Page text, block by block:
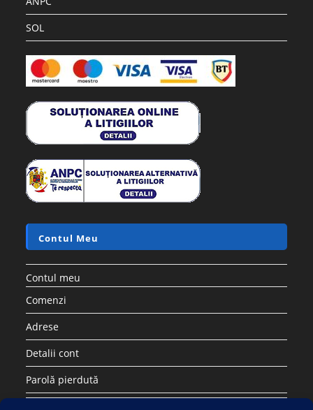
SOL
Contul Meu
Contul meu
Comenzi
Adrese
Detalii cont
Parolă pierdută